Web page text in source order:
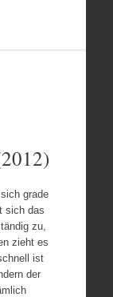
grade
sich das
zu,
zieht es
ist
der